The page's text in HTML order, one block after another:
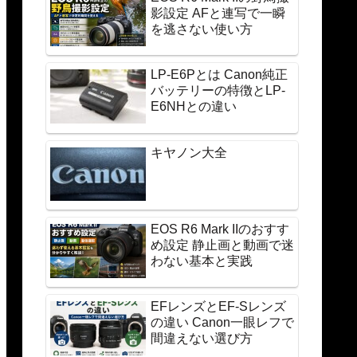
影設定 AFと連写で一瞬
を逃さない使い方
LP-E6Pとは Canon純正
バッテリーの特徴とLP-
E6NHとの違い
キヤノン大全
EOS R6 Mark IIのおすす
め設定 静止画と動画で迷
わない基本と実践
EFレンズとEF-Sレンズ
の違い Canon一眼レフで
間違えない選び方